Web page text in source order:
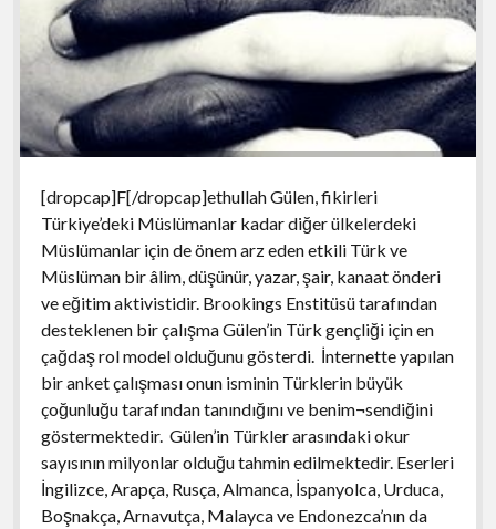
[dropcap]F[/dropcap]ethullah Gülen, fikirleri
Türkiye’deki Müslümanlar kadar diğer ülkelerdeki
Müslümanlar için de önem arz eden etkili Türk ve
Müslüman bir âlim, düşünür, yazar, şair, kanaat önderi
ve eğitim aktivistidir. Brookings Enstitüsü tarafından
desteklenen bir çalışma Gülen’in Türk gençliği için en
çağdaş rol model olduğunu gösterdi. İnternette yapılan
bir anket çalışması onun isminin Türklerin büyük
çoğunluğu tarafından tanındığını ve benim¬sendiğini
göstermektedir. Gülen’in Türkler arasındaki okur
sayısının milyonlar olduğu tahmin edilmektedir. Eserleri
İngilizce, Arapça, Rusça, Almanca, İspanyolca, Urduca,
Boşnakça, Arnavutça, Malayca ve Endonezca’nın da